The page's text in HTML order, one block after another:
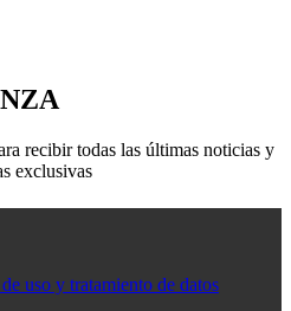
recibir todas las últimas noticias y
exclusivas
uso y tratamiento de datos